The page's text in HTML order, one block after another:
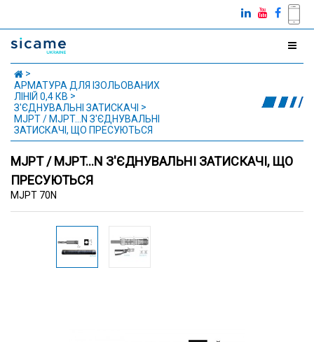
АРМАТУРА ДЛЯ ІЗОЛЬОВАНИХ
ЛІНІЙ 0,4 КВ
З'ЄДНУВАЛЬНІ ЗАТИСКАЧІ
MJPT / MJPT...N З'ЄДНУВАЛЬНІ
ЗАТИСКАЧІ, ЩО ПРЕСУЮТЬСЯ
MJPT / MJPT...N З'ЄДНУВАЛЬНІ ЗАТИСКАЧІ, ЩО
ПРЕСУЮТЬСЯ
MJPT 70N